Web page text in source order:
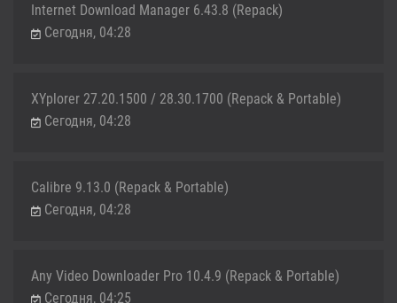
Internet Download Manager 6.43.8 (Repack)
Сегодня, 04:28
XYplorer 27.20.1500 / 28.30.1700 (Repack & Portable)
Сегодня, 04:28
Calibre 9.13.0 (Repack & Portable)
Сегодня, 04:28
Any Video Downloader Pro 10.4.9 (Repack & Portable)
Сегодня, 04:25